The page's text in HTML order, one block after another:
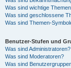
Was sind wichtige
Was sind geschlossene
Was sind Themen-
Benutzer-Stufen und
Was sind Administratoren?
Was sind Moderatoren?
Was sind